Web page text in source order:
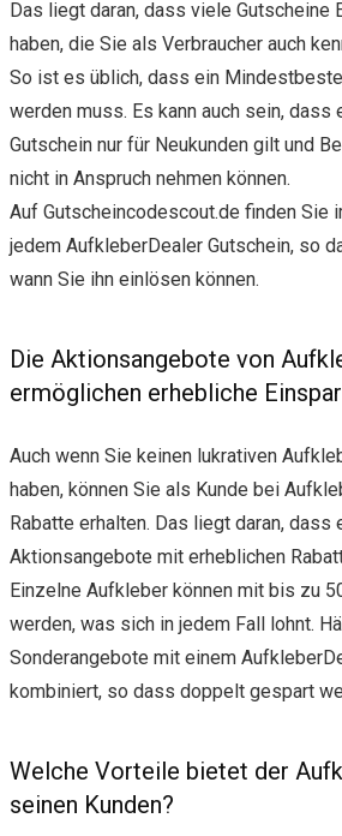
Das liegt daran, dass viele Gutscheine
haben, die Sie als Verbraucher auch
So ist es üblich, dass ein
werden muss. Es kann auch sein, dass
Gutschein nur für Neukunden gilt und
nicht in Anspruch nehmen können.
Auf Gutscheincodescout.de finden Sie
jedem AufkleberDealer Gutschein, so
wann Sie ihn einlösen können.
Die Aktionsangebote von
ermöglichen erhebliche
Auch wenn Sie keinen lukrativen
haben, können Sie als Kunde bei
Rabatte erhalten. Das liegt daran, dass
Aktionsangebote mit erheblichen
Einzelne Aufkleber können mit bis zu
werden, was sich in jedem Fall lohnt.
Sonderangebote mit einem
kombiniert, so dass doppelt gespart
Welche Vorteile bietet der
seinen Kunden?